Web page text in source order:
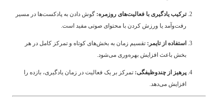
ترکیب یادگیری با فعالیت‌های روزمره:گوش دادن به پادکست‌ها در مسیر
رفت‌وآمد یا ورزش کردن با محتوای صوتی مفید است.
استفاده از تایمر: تقسیم زمان به بخش‌های کوتاه و تمرکز کامل در هر
بخش باعث افزایش بهره‌وری می‌شود.
پرهیز از چندوظیفگی: تمرکز بر یک فعالیت در زمان یادگیری، بازده را
افزایش می‌دهد.